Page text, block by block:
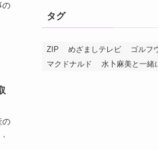
の
の
タグ
ZIP めざましテレビ
ゴルフ
マクドナルド
水卜麻美と一緒